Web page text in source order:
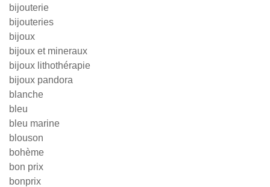
bijouterie
bijouteries
bijoux
bijoux et mineraux
bijoux lithothérapie
bijoux pandora
blanche
bleu
bleu marine
blouson
bohème
bon prix
bonprix